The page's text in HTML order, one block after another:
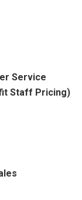
Service
Staff Pricing)